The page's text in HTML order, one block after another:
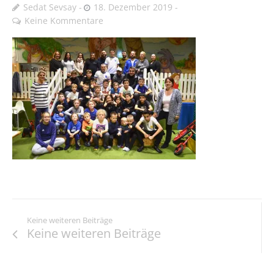
Sedat Sevsay
18. Dezember 2019
Keine Kommentare
Keine weiteren Beiträge
Keine weiteren Beiträge